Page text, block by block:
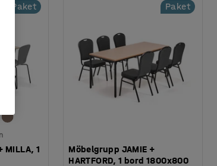
Paket
MILLA, 1
Paket
Möbelgrupp JAMIE +
HARTFORD, 1 bord 1800x800